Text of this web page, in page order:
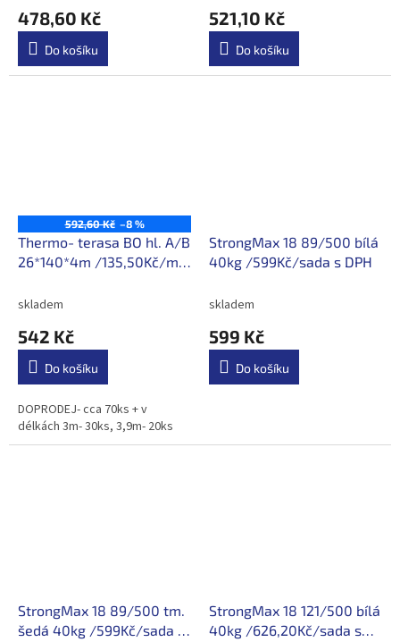
478,60 Kč
Do košíku
521,10 Kč
Do košíku
592,60 Kč –8 %
Thermo- terasa BO hl. A/B
26*140*4m /135,50Kč/m s
skladem
542 Kč
Do košíku
DOPRODEJ- cca 70ks + v
délkách 3m- 30ks, 3,9m- 20ks
StrongMax 18 89/500 bílá
40kg /599Kč/sada s DPH
skladem
599 Kč
Do košíku
StrongMax 18 89/500 tm.
šedá 40kg /599Kč/sada s
StrongMax 18 121/500 bílá
40kg /626,20Kč/sada s